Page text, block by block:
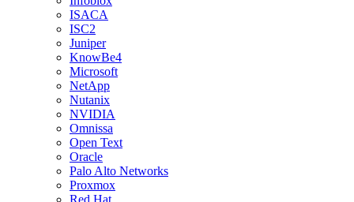
ISACA
ISC2
Juniper
KnowBe4
Microsoft
NetApp
Nutanix
NVIDIA
Omnissa
Open Text
Oracle
Palo Alto Networks
Proxmox
Red Hat